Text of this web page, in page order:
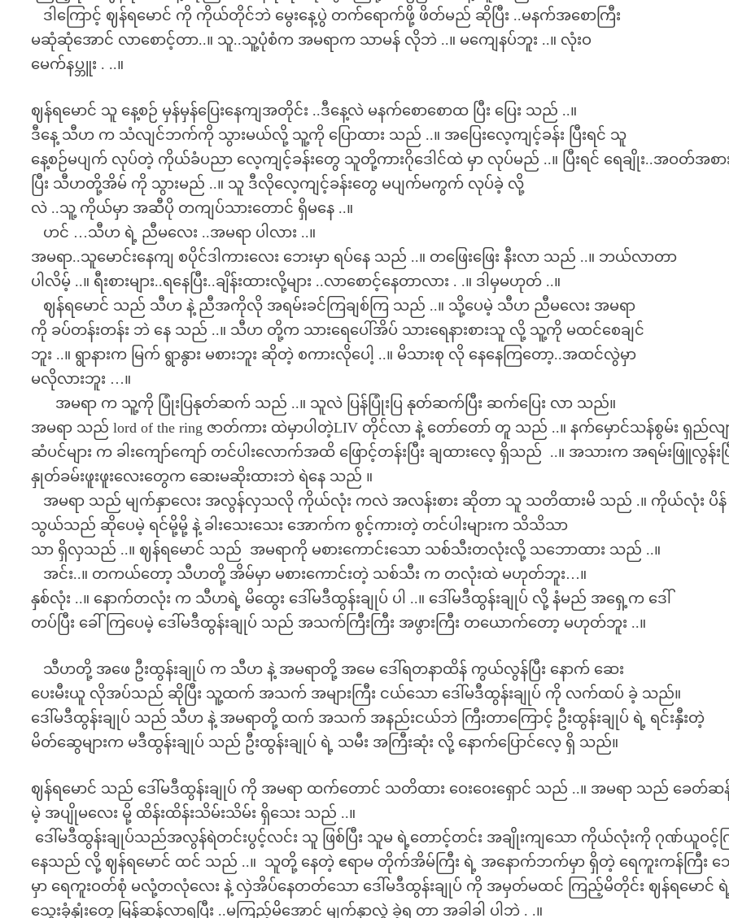
ဒါကြောင့် ဈန်ရမောင် ကို ကိုယ်တိုင်ဘဲ မွေးနေ့ပွဲ တက်ရောက်ဖို့ ဖိတ်မည် ဆိုပြီး ..မနက်အစောကြီး
မဆုံဆုံအောင် လာစောင့်တာ..။ သူ..သူ့ပုံစံက အမရာက သာမန် လိုဘဲ ..။ မကျေနပ်ဘူး ..။ လုံးဝ
မေက်နပ္ဘူး . ..။
ဈန်ရမောင် သူ နေ့စဉ် မှန်မှန်ပြေးနေကျအတိုင်း ..ဒီနေ့လဲ မနက်စောစောထ ပြီး ပြေး သည် ..။
ဒီနေ့ သီဟ က သံလျင်ဘက်ကို သွားမယ်လို့ သူ့ကို ပြောထား သည် ..။ အပြေးလေ့ကျင့်ခန်း ပြီးရင် သူ
နေ့စဉ်မပျက် လုပ်တဲ့ ကိုယ်ခံပညာ လေ့ကျင့်ခန်းတွေ သူတို့ကားဂိုဒေါင်ထဲ မှာ လုပ်မည် ..။ ပြီးရင် ရေချိုး..အဝတ်အစ
ပြီး သီဟတို့အိမ် ကို သွားမည် ..။ သူ ဒီလိုလေ့ကျင့်ခန်းတွေ မပျက်မကွက် လုပ်ခဲ့ လို့
လဲ ..သူ့ ကိုယ်မှာ အဆီပို တကျပ်သားတောင် ရှိမနေ ..။
ဟင် …သီဟ ရဲ့ ညီမလေး ..အမရာ ပါလား ..။
အမရာ..သူမောင်းနေကျ စပိုင်ဒါကားလေး ဘေးမှာ ရပ်နေ သည် ..။ တဖြေးဖြေး နီးလာ သည် ..။ ဘယ်လာတာ
ပါလိမ့် ..။ ရီးစားများ..ရနေပြီး..ချိန်းထားလို့များ ..လာစောင့်နေတာလား . .။ ဒါမှမဟုတ် ..။
ဈန်ရမောင် သည် သီဟ နဲ့ ညီအကိုလို အရမ်းခင်ကြချစ်ကြ သည် ..။ သို့ပေမဲ့ သီဟ ညီမလေး အမရာ
ကို ခပ်တန်းတန်း ဘဲ နေ သည် ..။ သီဟ တို့က သားရေပေါ်အိပ် သားရေနားစားသူ လို့ သူ့ကို မထင်စေချင်
ဘူး ..။ ရွာနားက မြက် ရွာနွား မစားဘူး ဆိုတဲ့ စကားလိုပေါ့ ..။ မိသားစု လို နေနေကြတော့..အထင်လွဲမှာ
မလိုလားဘူး …။
အမရာ က သူ့ကို ပြုံးပြနုတ်ဆက် သည် ..။ သူလဲ ပြန်ပြုံးပြ နုတ်ဆက်ပြီး ဆက်ပြေး လာ သည်။
အမရာ သည် lord of the ring ဇာတ်ကား ထဲမှာပါတဲ့LIV တိုင်လာ နဲ့ တော်တော် တူ သည် ..။ နက်မှောင်သန်စွမ်း ရှည်လ
ဆံပင်များ က ခါးကျော်ကျော် တင်ပါးလောက်အထိ ဖြောင့်တန်းပြီး ချထားလေ့ ရှိသည် ..။ အသားက အရမ်းဖြူလွန်းပ
နှုတ်ခမ်းဖူးဖူးလေးတွေက ဆေးမဆိုးထားဘဲ ရဲနေ သည် ။
အမရာ သည် မျက်နှာလေး အလွန်လှသလို ကိုယ်လုံး ကလဲ အလန်းစား ဆိုတာ သူ သတိထားမိ သည် .။ ကိုယ်လုံး ပိန်
သွယ်သည် ဆိုပေမဲ့ ရင်မို့မို့ နဲ့ ခါးသေးသေး အောက်က စွင့်ကားတဲ့ တင်ပါးများက သိသိသာ
သာ ရှိလှသည် ..။ ဈန်ရမောင် သည် အမရာကို မစားကောင်းသော သစ်သီးတလုံးလို့ သဘောထား သည် ..။
အင်း..။ တကယ်တော့ သီဟတို့ အိမ်မှာ မစားကောင်းတဲ့ သစ်သီး က တလုံးထဲ မဟုတ်ဘူး…။
နှစ်လုံး ..။ နောက်တလုံး က သီဟရဲ့ မိထွေး ဒေါ်မဒီထွန်းချုပ် ပါ ..။ ဒေါ်မဒီထွန်းချုပ် လို့ နံမည် အရှေ့က ဒေါ်
တပ်ပြီး ခေါ်ကြပေမဲ့ ဒေါ်မဒီထွန်းချုပ် သည် အသက်ကြီးကြီး အဖွားကြီး တယောက်တော့ မဟုတ်ဘူး ..။
သီဟတို့ အဖေ ဦးထွန်းချုပ် က သီဟ နဲ့ အမရာတို့ အမေ ဒေါ်ရတနာထိန် ကွယ်လွန်ပြီး နောက် ဆေး
ပေးမီးယူ လိုအပ်သည် ဆိုပြီး သူ့ထက် အသက် အများကြီး ငယ်သော ဒေါ်မဒီထွန်းချုပ် ကို လက်ထပ် ခဲ့ သည်။
ဒေါ်မဒီထွန်းချုပ် သည် သီဟ နဲ့ အမရာတို့ ထက် အသက် အနည်းငယ်ဘဲ ကြီးတာကြောင့် ဦးထွန်းချုပ် ရဲ့ ရင်းနှီးတဲ့
မိတ်ဆွေများက မဒီထွန်းချုပ် သည် ဦးထွန်းချုပ် ရဲ့ သမီး အကြီးဆုံး လို့ နောက်ပြောင်လေ့ ရှိ သည်။
ဈန်ရမောင် သည် ဒေါ်မဒီထွန်းချုပ် ကို အမရာ ထက်တောင် သတိထား ဝေးဝေးရှောင် သည် ..။ အမရာ သည် ခေတ်ဆ
မဲ့ အပျိုမလေး မို့ ထိန်းထိန်းသိမ်းသိမ်း ရှိသေး သည် ..။
ဒေါ်မဒီထွန်းချုပ်သည်အလွန်ရဲတင်းပွင့်လင်း သူ ဖြစ်ပြီး သူမ ရဲ့တောင့်တင်း အချိုးကျသော ကိုယ်လုံးကို ဂုဏ်ယူဝင့်က
နေသည် လို့ ဈန်ရမောင် ထင် သည် ..။ သူတို့ နေတဲ့ ဧရာမ တိုက်အိမ်ကြီး ရဲ့ အနောက်ဘက်မှာ ရှိတဲ့ ရေကူးကန်ကြီး ဘ
မှာ ရေကူးဝတ်စုံ မလုံ့တလုံလေး နဲ့ လှဲအိပ်နေတတ်သော ဒေါ်မဒီထွန်းချုပ် ကို အမှတ်မထင် ကြည့်မိတိုင်း ဈန်ရမောင် ရဲ့
သွေးခုံနှုံးတွေ မြန်ဆန်လာရပြီး ..မကြည့်မိအောင် မျက်နှာလွှဲ ခဲ့ရ တာ အခါခါ ပါဘဲ . .။